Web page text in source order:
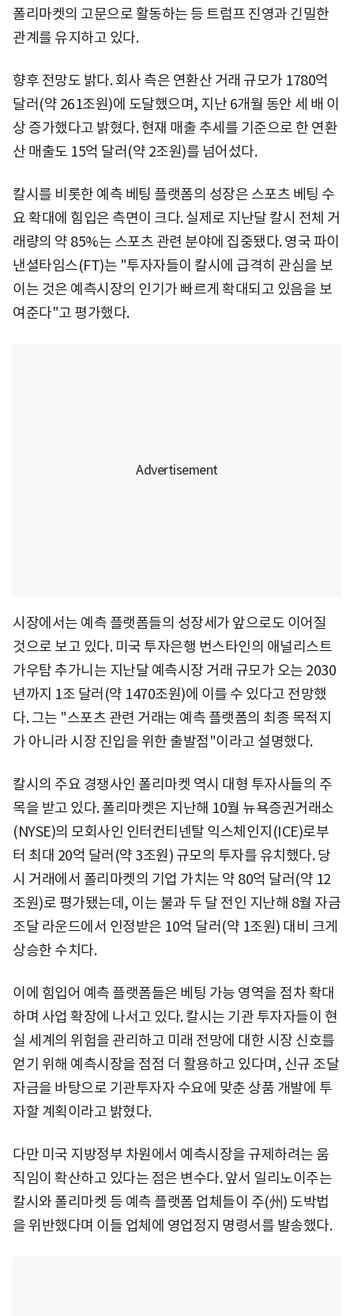
폴리마켓의 고문으로 활동하는 등 트럼프 진영과 긴밀한
관계를 유지하고 있다.
향후 전망도 밝다. 회사 측은 연환산 거래 규모가 1780억
달러(약 261조원)에 도달했으며, 지난 6개월 동안 세 배 이
상 증가했다고 밝혔다. 현재 매출 추세를 기준으로 한 연환
산 매출도 15억 달러(약 2조원)를 넘어섰다.
칼시를 비롯한 예측 베팅 플랫폼의 성장은 스포츠 베팅 수
요 확대에 힘입은 측면이 크다. 실제로 지난달 칼시 전체 거
래량의 약 85%는 스포츠 관련 분야에 집중됐다. 영국 파이
낸셜타임스(FT)는 "투자자들이 칼시에 급격히 관심을 보
이는 것은 예측시장의 인기가 빠르게 확대되고 있음을 보
여준다"고 평가했다.
시장에서는 예측 플랫폼들의 성장세가 앞으로도 이어질
것으로 보고 있다. 미국 투자은행 번스타인의 애널리스트
가우탐 추가니는 지난달 예측시장 거래 규모가 오는 2030
년까지 1조 달러(약 1470조원)에 이를 수 있다고 전망했
다. 그는 "스포츠 관련 거래는 예측 플랫폼의 최종 목적지
가 아니라 시장 진입을 위한 출발점"이라고 설명했다.
칼시의 주요 경쟁사인 폴리마켓 역시 대형 투자사들의 주
목을 받고 있다. 폴리마켓은 지난해 10월 뉴욕증권거래소
(NYSE)의 모회사인 인터컨티넨탈 익스체인지(ICE)로부
터 최대 20억 달러(약 3조원) 규모의 투자를 유치했다. 당
시 거래에서 폴리마켓의 기업 가치는 약 80억 달러(약 12
조원)로 평가됐는데, 이는 불과 두 달 전인 지난해 8월 자금
조달 라운드에서 인정받은 10억 달러(약 1조원) 대비 크게
상승한 수치다.
이에 힘입어 예측 플랫폼들은 베팅 가능 영역을 점차 확대
하며 사업 확장에 나서고 있다. 칼시는 기관 투자자들이 현
실 세계의 위험을 관리하고 미래 전망에 대한 시장 신호를
얻기 위해 예측시장을 점점 더 활용하고 있다며, 신규 조달
자금을 바탕으로 기관투자자 수요에 맞춘 상품 개발에 투
자할 계획이라고 밝혔다.
다만 미국 지방정부 차원에서 예측시장을 규제하려는 움
직임이 확산하고 있다는 점은 변수다. 앞서 일리노이주는
칼시와 폴리마켓 등 예측 플랫폼 업체들이 주(州) 도박법
을 위반했다며 이들 업체에 영업정지 명령서를 발송했다.